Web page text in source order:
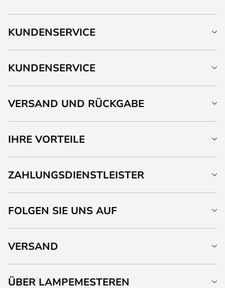
KUNDENSERVICE
KUNDENSERVICE
VERSAND UND RÜCKGABE
IHRE VORTEILE
ZAHLUNGSDIENSTLEISTER
FOLGEN SIE UNS AUF
VERSAND
ÜBER LAMPEMESTEREN